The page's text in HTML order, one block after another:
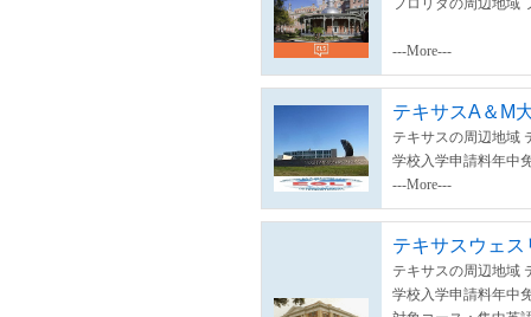
フロリダの周辺地域
---More---
テキサスA＆M
テキサスの周辺地域
学校入学申請料年中
---More---
テキサスウェ
テキサスの周辺地域
学校入学申請料年中